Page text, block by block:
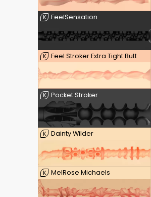
K FeelSensation
K Feel Stroker Extra Tight Butt
K Pocket Stroker
K Dainty Wilder
K MelRose Michaels